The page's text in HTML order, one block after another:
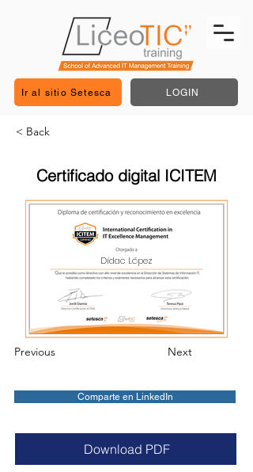
Ir al sitio Setesca LOGIN
< Back
Certificado digital ICITEM
Dídac López
Previous Next
Comparte en LinkedIn
Download PDF